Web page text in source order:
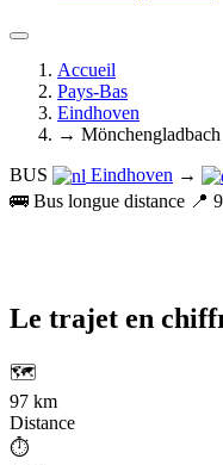
Accueil
Pays-Bas
Eindhoven
→ Mönchengladbach
BUS
Eindhoven →
🚌 Bus longue distance 📍
Le trajet en
🗺️
97 km
Distance
⏱️